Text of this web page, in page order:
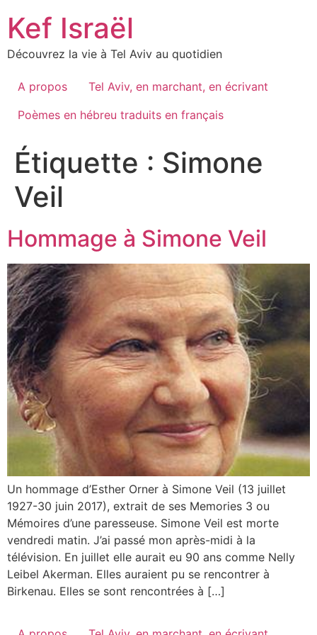
content
Kef Israël
Découvrez la vie à Tel Aviv au quotidien
A propos
Tel Aviv, en marchant, en écrivant
Poèmes en hébreu traduits en français
Étiquette : Simone
Veil
Hommage à Simone Veil
Un hommage d’Esther Orner à Simone Veil (13 juillet
1927-30 juin 2017), extrait de ses Memories 3 ou
Mémoires d’une paresseuse. Simone Veil est morte
vendredi matin. J’ai passé mon après-midi à la
télévision. En juillet elle aurait eu 90 ans comme Nelly
Leibel Akerman. Elles auraient pu se rencontrer à
Birkenau. Elles se sont rencontrées à […]